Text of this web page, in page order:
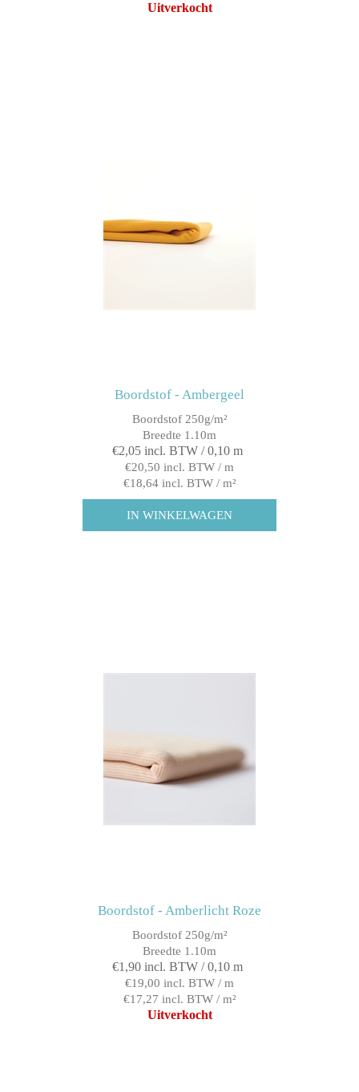
Uitverkocht
Boordstof - Ambergeel
Boordstof 250g/m²
Breedte 1.10m
€2,05 incl. BTW / 0,10 m
€20,50 incl. BTW / m
€18,64 incl. BTW / m²
Boordstof - Amberlicht Roze
Boordstof 250g/m²
Breedte 1.10m
€1,90 incl. BTW / 0,10 m
€19,00 incl. BTW / m
€17,27 incl. BTW / m²
Uitverkocht